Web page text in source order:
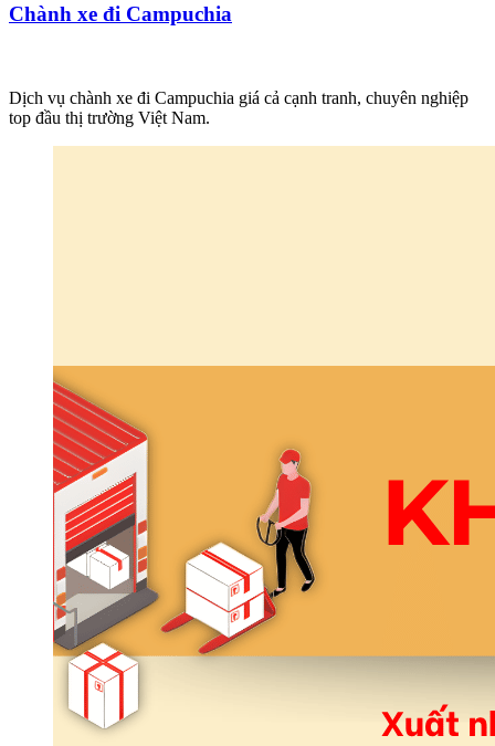
Chành xe đi Campuchia
Dịch vụ chành xe đi Campuchia giá cả cạnh tranh, chuyên nghiệp
top đầu thị trường Việt Nam.